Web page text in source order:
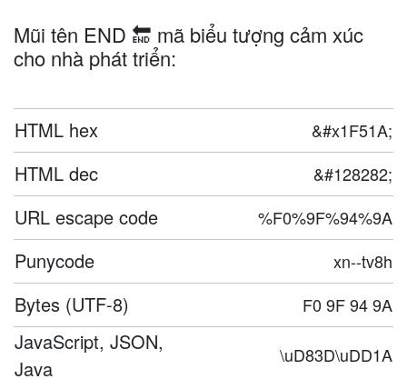
Mũi tên END 🔚 mã biểu tượng cảm xúc
cho nhà phát triển:
HTML hex &#x1F51A;
HTML dec &#128282;
URL escape code %F0%9F%94%9A
Punycode xn--tv8h
Bytes (UTF-8) F0 9F 94 9A
JavaScript, JSON,
Java
\uD83D\uDD1A